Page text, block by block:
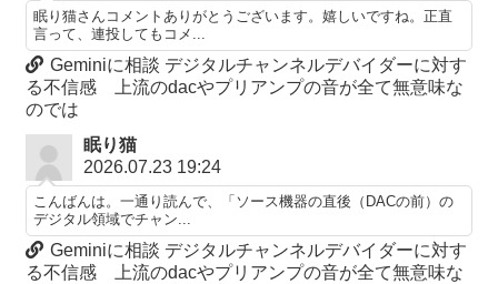
眠り猫さんコメントありがとうございます。嬉しいですね。正直
言って、連投してもコメ...
Geminiに相談 デジタルチャンネルデバイダーに対す
る不信感 上流のdacやプリアンプの音が全て無意味な
のでは
眠り猫
2026.07.23 19:24
こんばんは。一通り読んで、「ソース機器の直後（DACの前）の
デジタル領域でチャン...
Geminiに相談 デジタルチャンネルデバイダーに対す
る不信感 上流のdacやプリアンプの音が全て無意味な